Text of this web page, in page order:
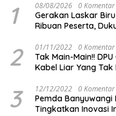
1 08/08/2026 0 Komentar
Gerakan Laskar
Ribuan Peserta,
2 01/11/2022 0 Komentar
Tak Main-Main!!
Kabel Liar Yang Tak
3 12/12/2022 0 Komentar
Pemda Banyuwangi
Tingkatkan Inovasi